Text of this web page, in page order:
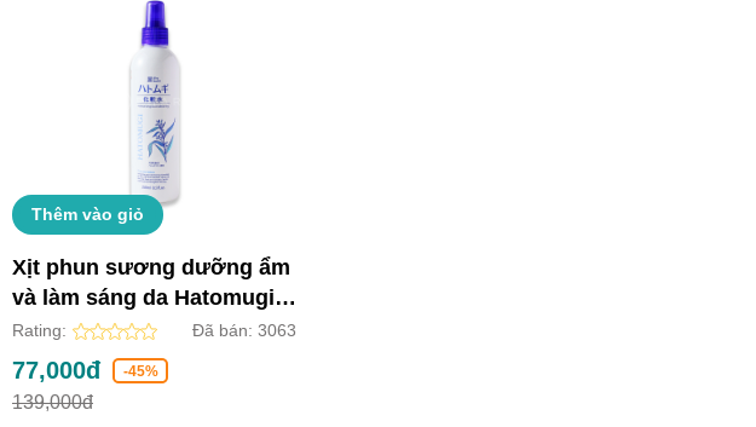
Thêm vào giỏ
Xịt phun sương dưỡng ẩm
và làm sáng da Hatomugi
Nhật Bản (Chai 250ml)
Rating: Đã bán: 3063
77,000đ -45%
139,000đ